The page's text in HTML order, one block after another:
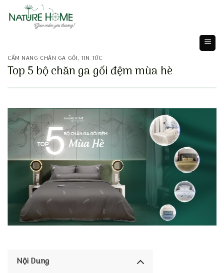
CẨM NANG CHĂN GA GỐI,TIN TỨC
Top 5 bộ chăn ga gối đệm mùa hè
Nội Dung